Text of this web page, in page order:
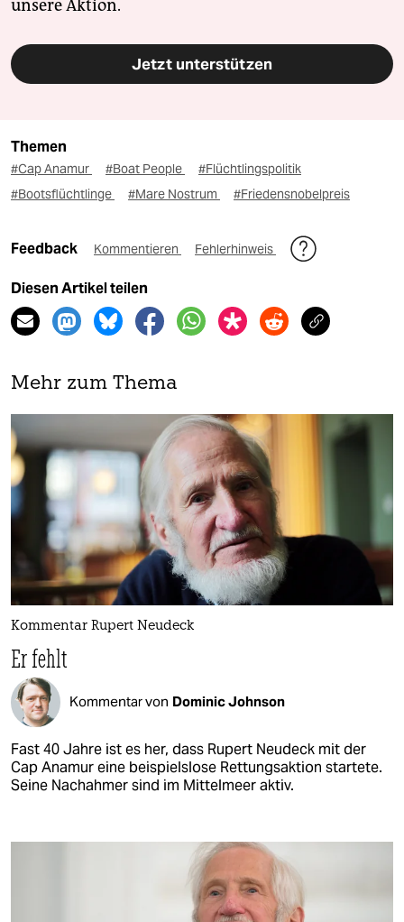
unsere Aktion.
Jetzt unterstützen
Themen
#Cap Anamur #Boat People
#Flüchtlingspolitik
#Bootsflüchtlinge
#Mare Nostrum #Friedensnobelpreis
Feedback Kommentieren Fehlerhinweis
Diesen Artikel teilen
Mehr zum Thema
Kommentar Rupert Neudeck
Er fehlt
Kommentar von Dominic Johnson
Fast 40 Jahre ist es her, dass Rupert Neudeck mit der
Cap Anamur eine beispielslose Rettungsaktion startete.
Seine Nachahmer sind im Mittelmeer aktiv.